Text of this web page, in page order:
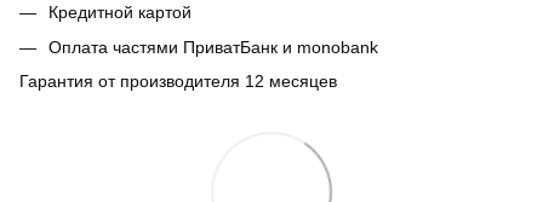
Кредитной картой
Оплата частями ПриватБанк и monobank
Гарантия от производителя 12 месяцев